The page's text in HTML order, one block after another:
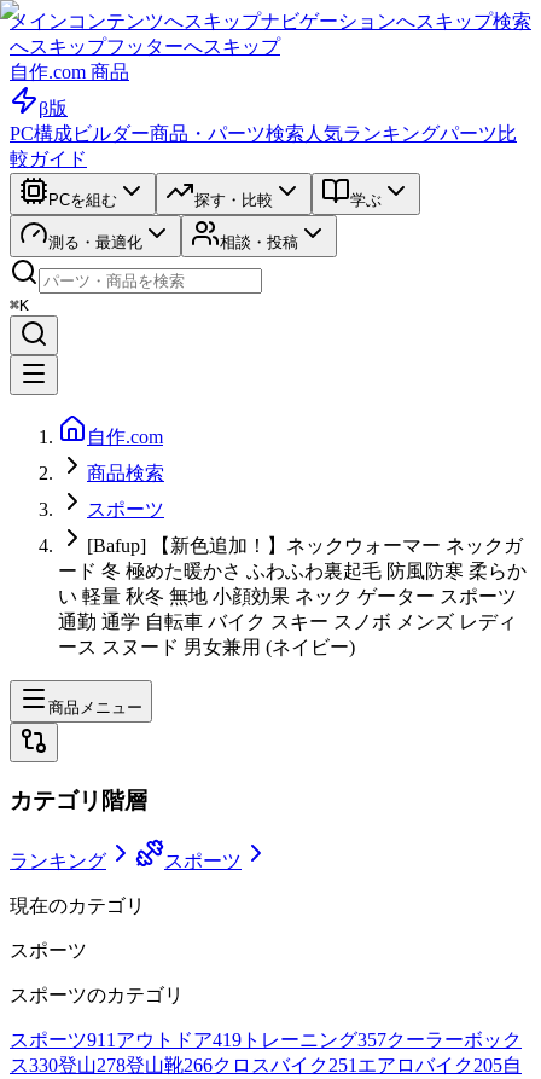
メインコンテンツへスキップナビゲーションへスキップ検索
へスキップフッターへスキップ
自作.com 商品
β版
PC構成ビルダー商品・パーツ検索 人気ランキングパーツ比
較ガイド
PCを組む 探す・比較 学ぶ
測る・最適化 相談・投稿
⌘K
自作.com
商品検索
スポーツ
[Bafup] 【新色追加！】ネックウォーマー ネックガ
ード 冬 極めた暖かさ ふわふわ裏起毛 防風防寒 柔らか
い 軽量 秋冬 無地 小顔効果 ネック ゲーター スポーツ
通勤 通学 自転車 バイク スキー スノボ メンズ レディ
ース スヌード 男女兼用 (ネイビー)
商品メニュー
カテゴリ階層
ランキング スポーツ
現在のカテゴリ
スポーツ
スポーツのカテゴリ
スポーツ911アウトドア419 トレーニング357クーラーボック
ス330登山278登山靴266クロスバイク251エアロバイク205自